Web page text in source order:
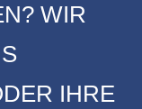
WIR
IHRE